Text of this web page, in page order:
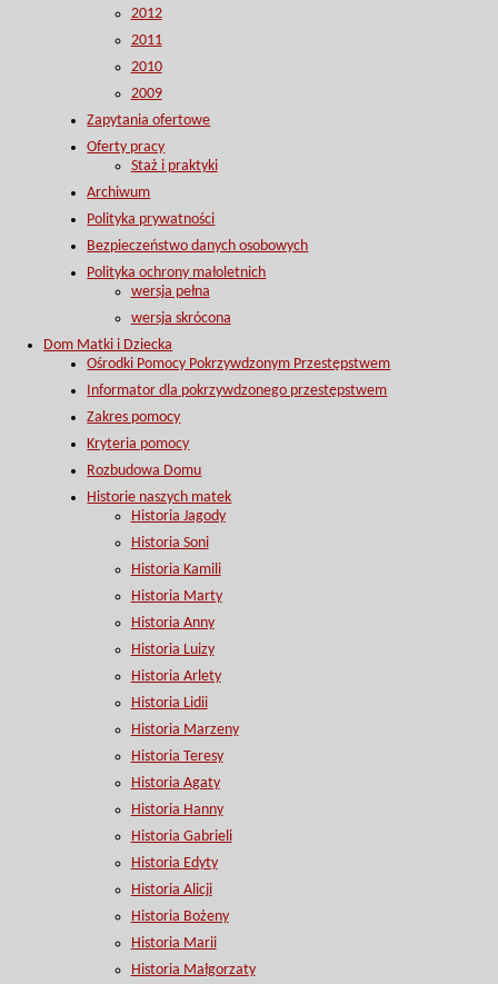
2012
2011
2010
2009
Zapytania ofertowe
Oferty pracy
Staż i praktyki
Archiwum
Polityka prywatności
Bezpieczeństwo danych osobowych
Polityka ochrony małoletnich
wersja pełna
wersja skrócona
Dom Matki i Dziecka
Ośrodki Pomocy Pokrzywdzonym Przestępstwem
Informator dla pokrzywdzonego przestępstwem
Zakres pomocy
Kryteria pomocy
Rozbudowa Domu
Historie naszych matek
Historia Jagody
Historia Soni
Historia Kamili
Historia Marty
Historia Anny
Historia Luizy
Historia Arlety
Historia Lidii
Historia Marzeny
Historia Teresy
Historia Agaty
Historia Hanny
Historia Gabrieli
Historia Edyty
Historia Alicji
Historia Bożeny
Historia Marii
Historia Małgorzaty